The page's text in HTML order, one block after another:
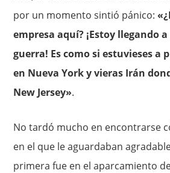
por un momento sintió pánico:
empresa aquí? ¡Estoy llegando
guerra! Es como si estuvieses a
en Nueva York y vieras Irán
New Jersey».
No tardó mucho en encontrarse
en el que le aguardaban
primera fue en el aparcamiento